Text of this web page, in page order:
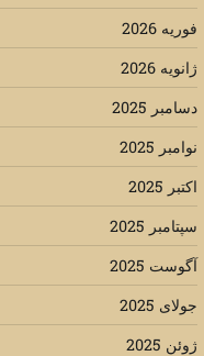
فوریه 2026
ژانویه 2026
دسامبر 2025
نوامبر 2025
اکتبر 2025
سپتامبر 2025
آگوست 2025
جولای 2025
ژوئن 2025